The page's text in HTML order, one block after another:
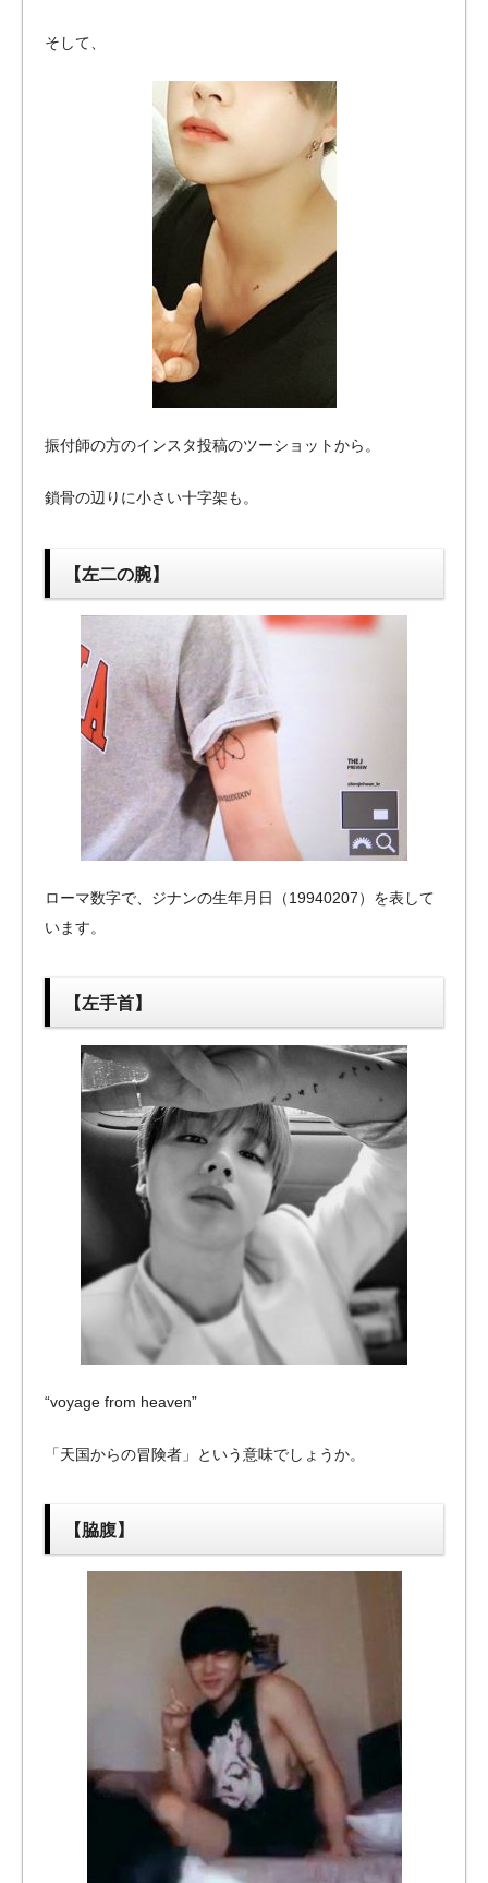
そして、
振付師の方のインスタ投稿のツーショットから。
鎖骨の辺りに小さい十字架も。
【左二の腕】
ローマ数字で、ジナンの生年月日（19940207）を表して
います。
【左手首】
“voyage from heaven”
「天国からの冒険者」という意味でしょうか。
【脇腹】